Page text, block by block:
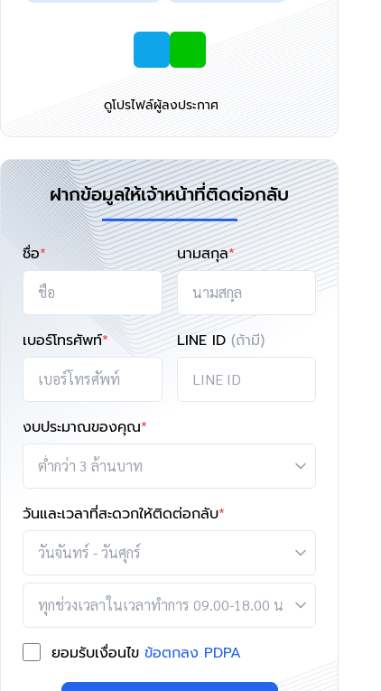
ดูโปรไฟล์ผู้ลงประกาศ
ฝากข้อมูลให้เจ้าหน้าที่ติดต่อกลับ
ชื่อ* นามสกุล*
เบอร์โทรศัพท์* LINE ID (ถ้ามี)
งบประมาณของคุณ*
วันและเวลาที่สะดวกให้ติดต่อกลับ*
ยอมรับเงื่อนไข ข้อตกลง PDPA